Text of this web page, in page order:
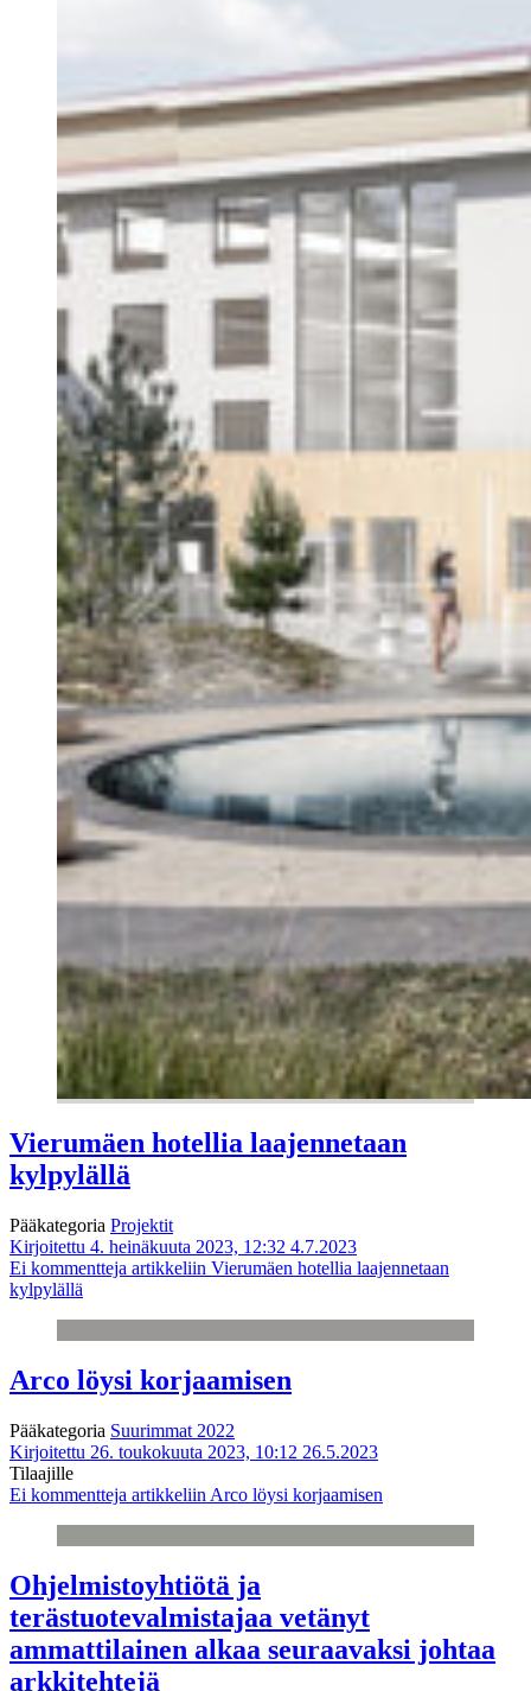
Vierumäen hotellia laajennetaan
kylpylällä
Pääkategoria Projektit
Kirjoitettu 4. heinäkuuta 2023, 12:32 4.7.2023
Ei kommentteja artikkeliin Vierumäen hotellia laajennetaan
kylpylällä
Arco löysi korjaamisen
Pääkategoria Suurimmat 2022
Kirjoitettu 26. toukokuuta 2023, 10:12 26.5.2023
Tilaajille
Ei kommentteja artikkeliin Arco löysi korjaamisen
Ohjelmistoyhtiötä ja
terästuotevalmistajaa vetänyt
ammattilainen alkaa seuraavaksi johtaa
arkkitehtejä